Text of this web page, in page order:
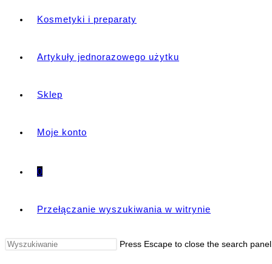
Kosmetyki i preparaty
Artykuły jednorazowego użytku
Sklep
Moje konto
0
Przełączanie wyszukiwania w witrynie
Press Escape to close the search panel.